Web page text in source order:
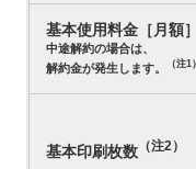
基本使用料金［月額］
中途解約の場合は、
解約金が発生します。
（注1）
基本印刷枚数（注2）